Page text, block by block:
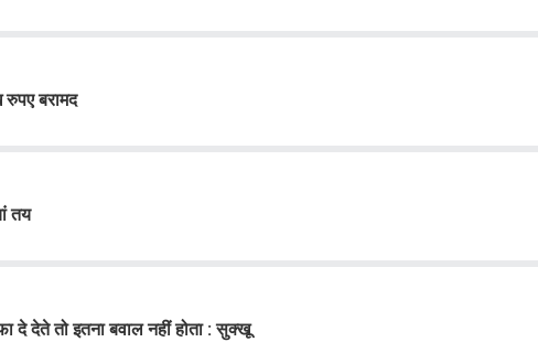
बरामद
तय
दे देते तो इतना बवाल नहीं होता : सुक्खू